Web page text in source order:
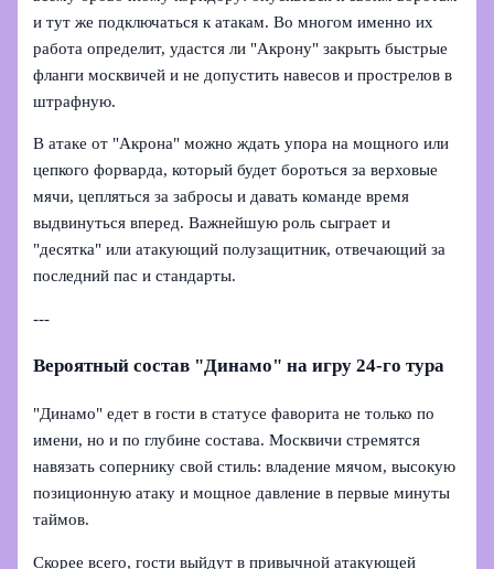
и тут же подключаться к атакам. Во многом именно их
работа определит, удастся ли "Акрону" закрыть быстрые
фланги москвичей и не допустить навесов и прострелов в
штрафную.
В атаке от "Акрона" можно ждать упора на мощного или
цепкого форварда, который будет бороться за верховые
мячи, цепляться за забросы и давать команде время
выдвинуться вперед. Важнейшую роль сыграет и
"десятка" или атакующий полузащитник, отвечающий за
последний пас и стандарты.
---
Вероятный состав "Динамо" на игру 24-го тура
"Динамо" едет в гости в статусе фаворита не только по
имени, но и по глубине состава. Москвичи стремятся
навязать сопернику свой стиль: владение мячом, высокую
позиционную атаку и мощное давление в первые минуты
таймов.
Скорее всего, гости выйдут в привычной атакующей